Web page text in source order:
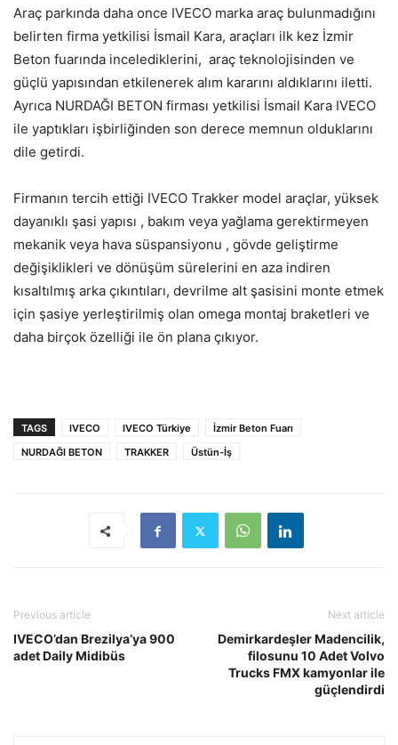
Araç parkında daha once IVECO marka araç bulunmadığını
belirten firma yetkilisi İsmail Kara, araçları ilk kez İzmir
Beton fuarında incelediklerini, araç teknolojisinden ve
güçlü yapısından etkilenerek alım kararını aldıklarını iletti.
Ayrıca NURDAĞI BETON firması yetkilisi İsmail Kara IVECO
ile yaptıkları işbirliğinden son derece memnun olduklarını
dile getirdi.
Firmanın tercih ettiği IVECO Trakker model araçlar, ​​yüksek
dayanıklı şasi yapısı , bakım veya yağlama gerektirmeyen
mekanik veya hava süspansiyonu , gövde geliştirme
değişiklikleri ve dönüşüm sürelerini en aza indiren
kısaltılmış arka çıkıntıları, devrilme alt şasisini monte etmek
için şasiye yerleştirilmiş olan omega montaj braketleri ve
daha birçok özelliği ile ön plana çıkıyor.
TAGS IVECO IVECO Türkiye
İzmir Beton Fuarı
NURDAĞI BETON
TRAKKER Üstün-İş
Previous article
IVECO’dan Brezilya’ya 900
adet Daily Midibüs
Next article
Demirkardeşler Madencilik,
filosunu 10 Adet Volvo
Trucks FMX kamyonlar ile
güçlendirdi